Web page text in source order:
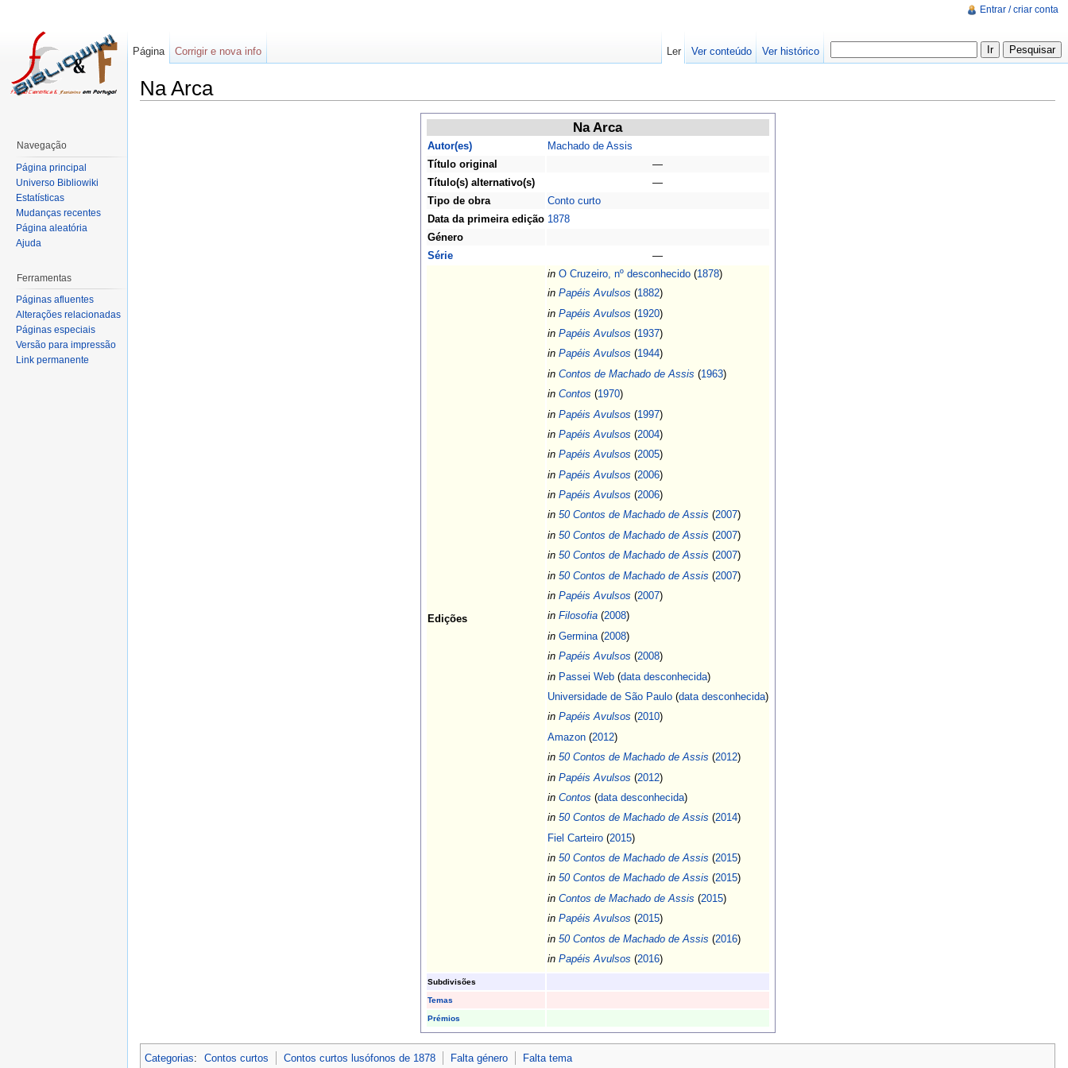
Na Arca
Na Arca
Autor(es)
Machado de Assis
Título original
—
Título(s) alternativo(s)
—
Tipo de obra
Conto curto
Data da primeira edição 1878
Género
Série
—
Edições
in O Cruzeiro, nº desconhecido(1878)
in Papéis Avulsos (1882)
in Papéis Avulsos (1920)
in Papéis Avulsos (1937)
in Papéis Avulsos (1944)
in Contos de Machado de Assis (1963)
in Contos (1970)
in Papéis Avulsos (1997)
in Papéis Avulsos (2004)
in Papéis Avulsos (2005)
in Papéis Avulsos (2006)
in Papéis Avulsos (2006)
in 50 Contos de Machado de Assis (2007)
in 50 Contos de Machado de Assis (2007)
in 50 Contos de Machado de Assis (2007)
in 50 Contos de Machado de Assis (2007)
in Papéis Avulsos (2007)
in Filosofia(2008)
in Germina(2008)
in Papéis Avulsos (2008)
in Passei Web(data desconhecida)
Universidade de São Paulo(data desconhecida)
in Papéis Avulsos (2010)
Amazon(2012)
in 50 Contos de Machado de Assis (2012)
in Papéis Avulsos (2012)
in Contos (data desconhecida)
in 50 Contos de Machado de Assis (2014)
Fiel Carteiro(2015)
in 50 Contos de Machado de Assis (2015)
in 50 Contos de Machado de Assis (2015)
in Contos de Machado de Assis (2015)
in Papéis Avulsos (2015)
in 50 Contos de Machado de Assis (2016)
in Papéis Avulsos (2016)
Subdivisões
Temas
Prémios
Categorias: Contos curtos Contos curtos lusófonos de 1878 Falta género Falta tema
Entrar / criar conta
Página Corrigir e nova info Ler Ver conteúdo Ver histórico
Navegação
Página principal
Universo Bibliowiki
Estatísticas
Mudanças recentes
Página aleatória
Ajuda
Ferramentas
Páginas afluentes
Alterações relacionadas
Páginas especiais
Versão para impressão
Link permanente